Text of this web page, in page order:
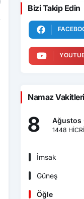
Bizi Takip Edin
Namaz Vakitleri
8 Ağustos
1448
İmsak
Güneş
Öğle